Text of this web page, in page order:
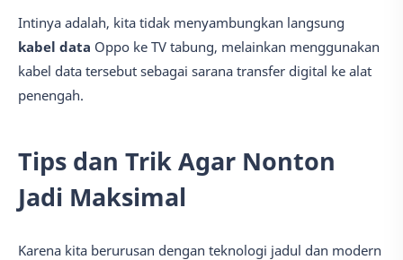
Intinya adalah, kita tidak menyambungkan langsung
kabel data Oppo ke TV tabung, melainkan menggunakan
kabel data tersebut sebagai sarana transfer digital ke alat
penengah.
Tips dan Trik Agar Nonton
Jadi Maksimal
Karena kita berurusan dengan teknologi jadul dan modern